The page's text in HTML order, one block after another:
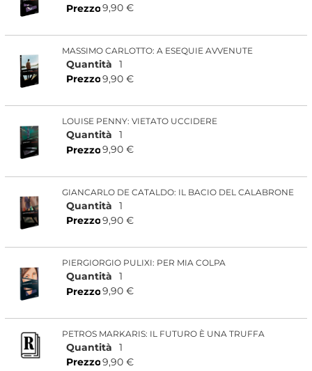
Prezzo9,90 €
MASSIMO CARLOTTO: A ESEQUIE AVVENUTE
Quantità
1
Prezzo9,90 €
LOUISE PENNY: VIETATO UCCIDERE
Quantità
1
Prezzo9,90 €
GIANCARLO DE CATALDO: IL BACIO DEL CALABRONE
Quantità
1
Prezzo9,90 €
PIERGIORGIO PULIXI: PER MIA COLPA
Quantità
1
Prezzo9,90 €
PETROS MARKARIS: IL FUTURO È UNA TRUFFA
Quantità
1
Prezzo9,90 €